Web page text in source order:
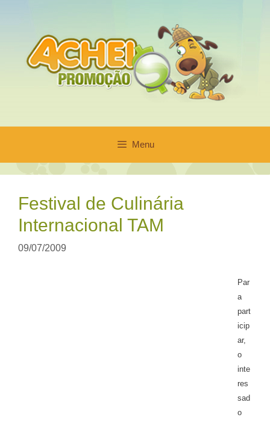
conteúdo
Menu
Festival de Culinária
Internacional TAM
09/07/2009
Par
a
part
icip
ar,
o
inte
res
sad
o